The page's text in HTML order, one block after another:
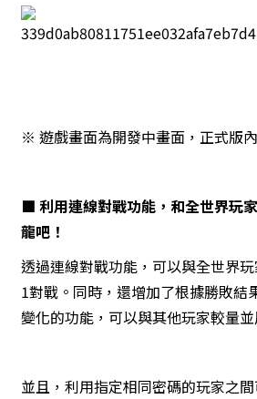
※ 遊戲畫面為開發中畫面，正式版
■ 利用連線對戰功能，和全世界玩
龍吧！
透過連線對戰功能，可以與全世界
1對戰。同時，還增加了根據勝敗結
變化的功能，可以與其他玩家較量
並且，利用指定相同密碼的玩家之